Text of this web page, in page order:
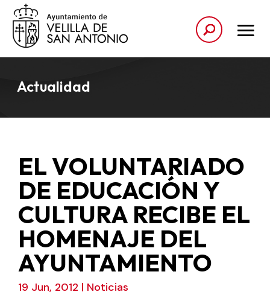
Actualidad
EL VOLUNTARIADO
DE EDUCACIÓN Y
CULTURA RECIBE EL
HOMENAJE DEL
AYUNTAMIENTO
19 Jun, 2012 | Noticias